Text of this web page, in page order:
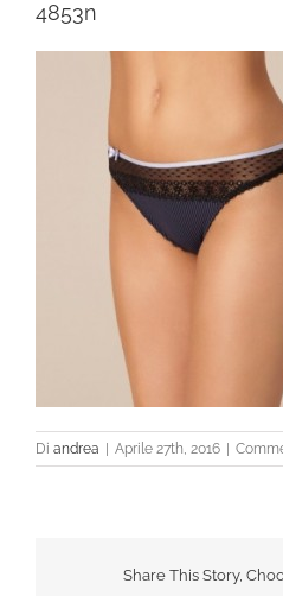
4853n
Di andrea Aprile 27th, 2016
Share This Story,